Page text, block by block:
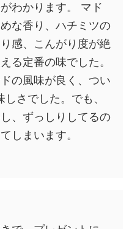
わかります。 マド
な香り、ハチミツの
感、こんがり度が絶
る定番の味でした。
の風味が良く、つい
さでした。でも、
、ずっしりしてるの
しまいます。